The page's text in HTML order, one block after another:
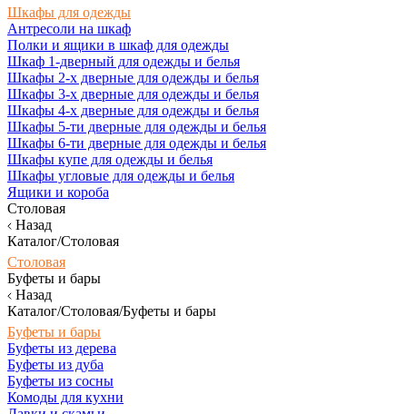
Шкафы для одежды
Антресоли на шкаф
Полки и ящики в шкаф для одежды
Шкаф 1-дверный для одежды и белья
Шкафы 2-х дверные для одежды и белья
Шкафы 3-х дверные для одежды и белья
Шкафы 4-х дверные для одежды и белья
Шкафы 5-ти дверные для одежды и белья
Шкафы 6-ти дверные для одежды и белья
Шкафы купе для одежды и белья
Шкафы угловые для одежды и белья
Ящики и короба
Столовая
Назад
Каталог/Столовая
Столовая
Буфеты и бары
Назад
Каталог/Столовая/Буфеты и бары
Буфеты и бары
Буфеты из дерева
Буфеты из дуба
Буфеты из сосны
Комоды для кухни